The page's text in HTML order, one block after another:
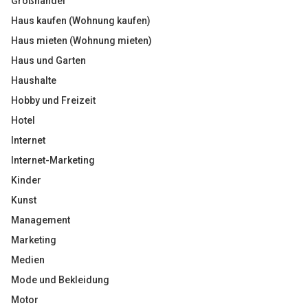
Haus kaufen (Wohnung kaufen)
Haus mieten (Wohnung mieten)
Haus und Garten
Haushalte
Hobby und Freizeit
Hotel
Internet
Internet-Marketing
Kinder
Kunst
Management
Marketing
Medien
Mode und Bekleidung
Motor